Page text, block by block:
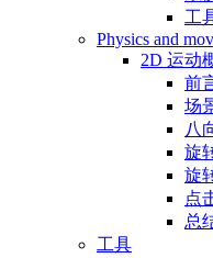
工
Physics and
2D 运动
前
场
八
旋
旋
点
总
工具